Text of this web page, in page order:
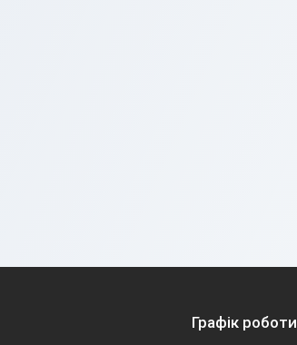
Графік роботи